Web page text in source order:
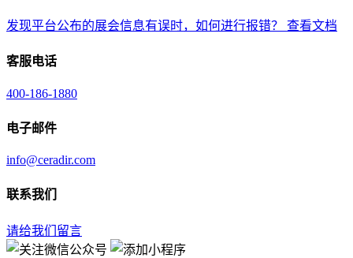
发现平台公布的展会信息有误时，如何进行报错？ 查看文档
客服电话
400-186-1880
电子邮件
info@ceradir.com
联系我们
请给我们留言